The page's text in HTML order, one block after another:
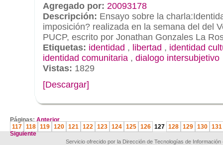
Agregado por: 20093178
Descripción: Ensayo sobre la
imposición? realizada en la semana del del
PUCP, escrito por Jonathan Gonzales La
Etiquetas: identidad , libertad , identidad
identidad comunitaria , dialogo intersubjetivo
Vistas: 1829
[Descargar]
Páginas:Anterior
117 118 119 120 121 122 123 124 125 126 127 128 129 130 131
Siguiente
Servicio ofrecido por la Dirección de Tecnologías de